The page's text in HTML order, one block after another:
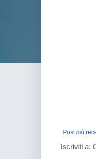
Post più
Iscriviti a: